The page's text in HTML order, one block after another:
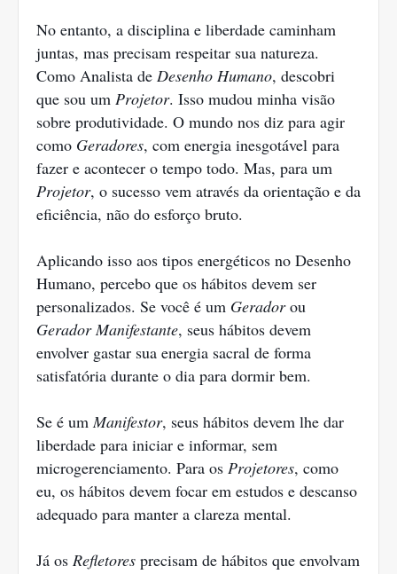
No entanto, a disciplina e liberdade caminham
juntas, mas precisam respeitar sua natureza.
Como Analista de Desenho Humano, descobri
que sou um Projetor. Isso mudou minha visão
sobre produtividade. O mundo nos diz para agir
como Geradores, com energia inesgotável para
fazer e acontecer o tempo todo. Mas, para um
Projetor, o sucesso vem através da orientação e da
eficiência, não do esforço bruto.
Aplicando isso aos tipos energéticos no Desenho
Humano, percebo que os hábitos devem ser
personalizados. Se você é um Geradorou
Gerador Manifestante, seus hábitos devem
envolver gastar sua energia sacral de forma
satisfatória durante o dia para dormir bem.
Se é umManifestor, seus hábitos devem lhe dar
liberdade para iniciar e informar, sem
microgerenciamento. Para os Projetores, como
eu, os hábitos devem focar em estudos e descanso
adequado para manter a clareza mental.
Já os Refletores precisam de hábitos que envolvam